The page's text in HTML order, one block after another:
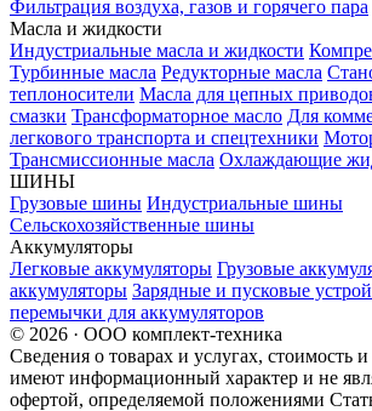
Фильтрация воздуха, газов и горячего пара
Масла и жидкости
Индустриальные масла и жидкости
Турбинные масла Редукторные масла
теплоносители Масла для цепных
смазки Трансформаторное масло Для
легкового транспорта и спецтехники
Трансмиссионные масла Охлаждающие
ШИНЫ
Грузовые шины Индустриальные шины
Сельскохозяйственные шины
Аккумуляторы
Легковые аккумуляторы Грузовые
аккумуляторы Зарядные и пусковые
перемычки для аккумуляторов
© 2026 · ООО комплект-техника
Сведения о товарах и услугах, стоимость
имеют информационный характер и не
офертой, определяемой положениями